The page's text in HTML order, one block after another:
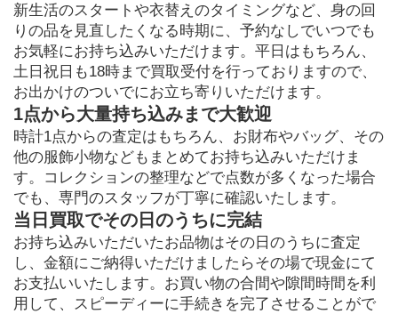
新生活のスタートや衣替えのタイミングなど、身の回
りの品を見直したくなる時期に、予約なしでいつでも
お気軽にお持ち込みいただけます。平日はもちろん、
土日祝日も18時まで買取受付を行っておりますので、
お出かけのついでにお立ち寄りいただけます。
1点から大量持ち込みまで大歓迎
時計1点からの査定はもちろん、お財布やバッグ、その
他の服飾小物などもまとめてお持ち込みいただけま
す。コレクションの整理などで点数が多くなった場合
でも、専門のスタッフが丁寧に確認いたします。
当日買取でその日のうちに完結
お持ち込みいただいたお品物はその日のうちに査定
し、金額にご納得いただけましたらその場で現金にて
お支払いいたします。お買い物の合間や隙間時間を利
用して、スピーディーに手続きを完了させることがで